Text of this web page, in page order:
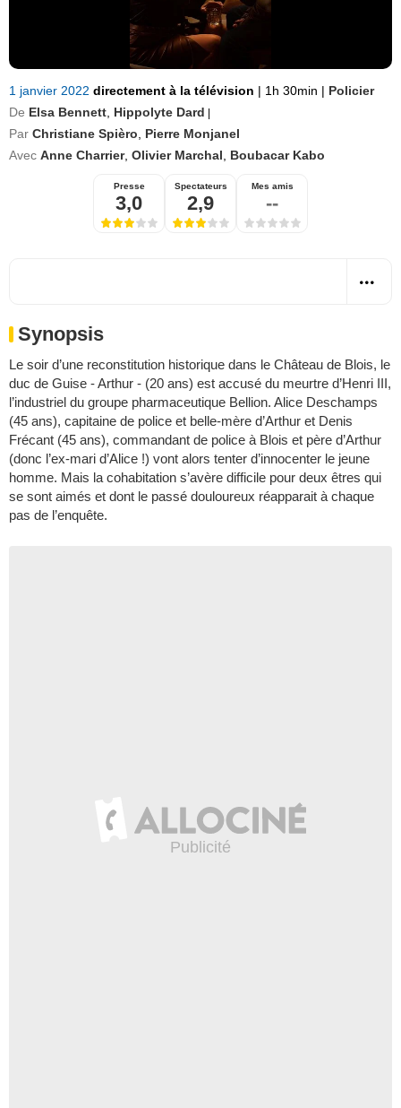
1 janvier 2022 directement à la télévision | 1h 30min | Policier
De Elsa Bennett Hippolyte Dard
Par Christiane Spièro
Pierre Monjanel
Avec Anne Charrier, Olivier Marchal Boubacar Kabo
Presse
3,0
Spectateurs
2,9
Mes amis
--
Synopsis
Le soir d’une reconstitution historique dans le Château de Blois, le
duc de Guise - Arthur - (20 ans) est accusé du meurtre d’Henri III,
l’industriel du groupe pharmaceutique Bellion. Alice Deschamps
(45 ans), capitaine de police et belle-mère d’Arthur et Denis
Frécant (45 ans), commandant de police à Blois et père d’Arthur
(donc l’ex-mari d’Alice !) vont alors tenter d’innocenter le jeune
homme. Mais la cohabitation s’avère difficile pour deux êtres qui
se sont aimés et dont le passé douloureux réapparait à chaque
pas de l’enquête.